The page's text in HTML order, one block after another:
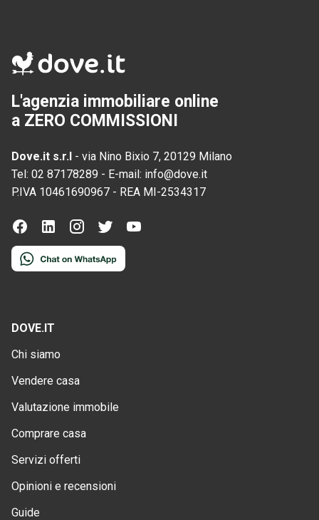
L'agenzia immobiliare online
a ZERO COMMISSIONI
Dove.it s.r.l - via Nino Bixio 7, 20129 Milano
Tel: 02 87178289 - E-mail: info@dove.it
P.IVA 10461690967 - REA MI-2534317
DOVE.IT
Chi siamo
Vendere casa
Valutazione immobile
Comprare casa
Servizi offerti
Opinioni e recensioni
Guide